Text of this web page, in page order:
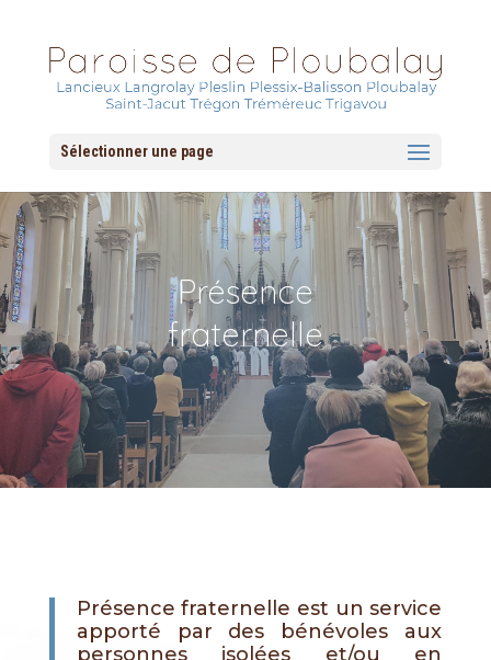
Sélectionner une page
Présence
fraternelle
Présence fraternelle est un service
apporté par des bénévoles aux
personnes isolées et/ou en